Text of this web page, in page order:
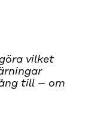
vilket
till – om